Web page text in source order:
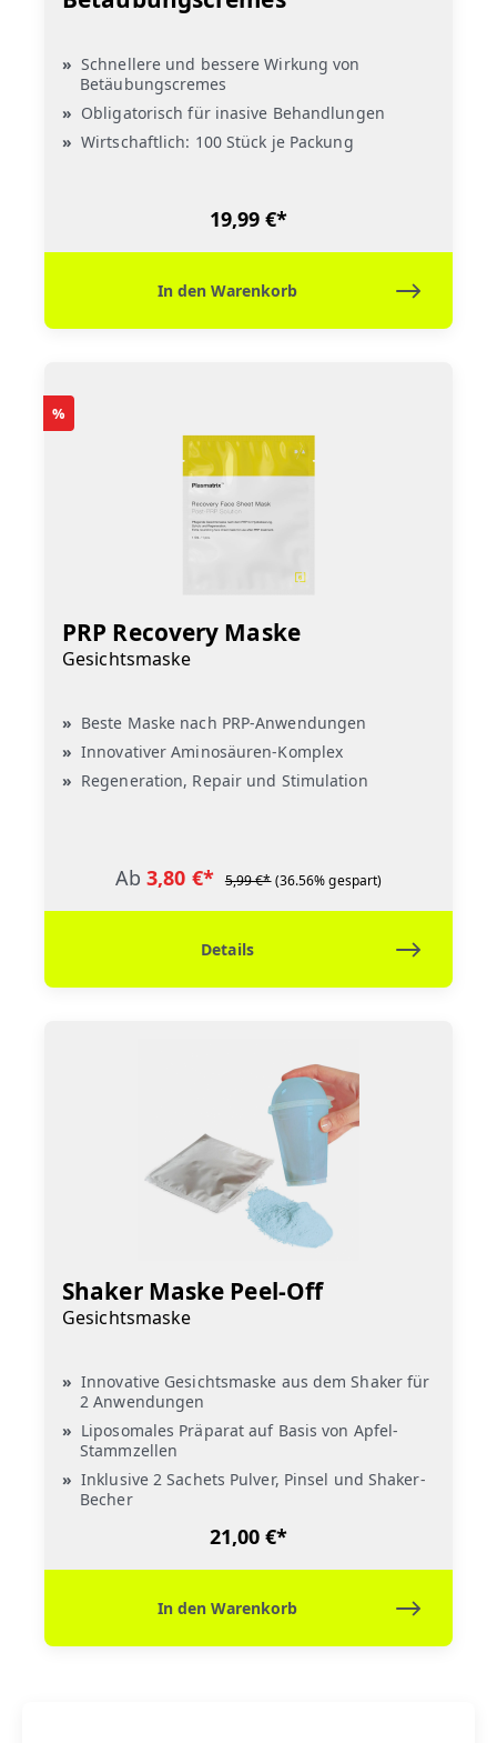
Schnellere und bessere Wirkung von
Betäubungscremes
Obligatorisch für inasive Behandlungen
Wirtschaftlich: 100 Stück je Packung
19,99 €*
In den Warenkorb
%
PRP Recovery Maske
Gesichtsmaske
Beste Maske nach PRP-Anwendungen
Innovativer Aminosäuren-Komplex
Regeneration, Repair und Stimulation
Ab3,80 €* 5,99 €* (36.56% gespart)
Details
Shaker Maske Peel-Off
Gesichtsmaske
Innovative Gesichtsmaske aus dem Shaker für
2 Anwendungen
Liposomales Präparat auf Basis von Apfel-
Stammzellen
Inklusive 2 Sachets Pulver, Pinsel und Shaker-
Becher
21,00 €*
In den Warenkorb